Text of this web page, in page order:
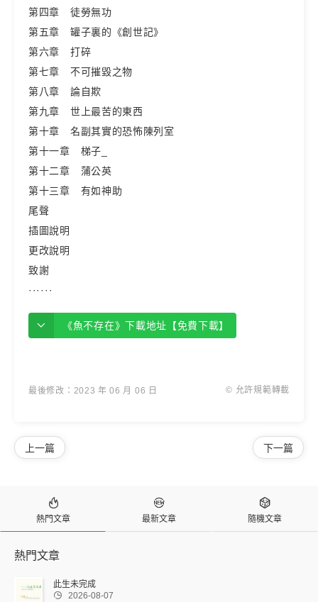
第四章 徒勞無功
第五章 罐子裏的《創世記》
第六章 打碎
第七章 不可摧毀之物
第八章 論自欺
第九章 世上最苦的東西
第十章 名副其實的恐怖陳列室
第十一章 梯子_
第十二章 蒲公英
第十三章 有如神助
尾聲
插圖說明
更改說明
致謝
······
《魚不存在》下載地址【免費下載】
最後修改：2023 年 06 月 06 日 © 允許規範轉載
下一篇
上一篇

熱門文章

最新文章

隨機文章
熱門文章
此生未完成
 2026-08-07